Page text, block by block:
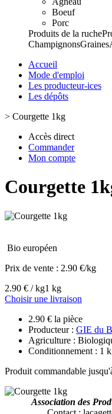
Boeuf
Porc
Produits de la ruche
ChampignonsGraines
Accueil
Mode d'emploi
Les producteur-ices
Les dépôts
> Courgette 1kg
Accès direct
Commander
Mon compte
Courgette
Bio européen
Prix de vente : 2.90 €/kg
2.90 € / kg1 kg
Choisir une livraison
2.90 € la pièce
Producteur : GIE du
Agriculture :
Conditionnement : 1
Produit commandable
Association des